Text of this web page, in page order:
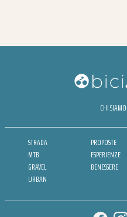
CHI SIAMO
STRADA
MTB
GRAVEL
URBAN
PROPOSTE
ESPERIENZE
BENESSERE